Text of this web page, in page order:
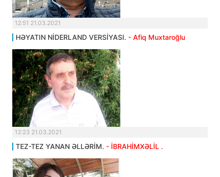
12:51 21.03.2021
HƏYATIN NİDERLAND VERSİYASI. - Afiq Muxtaroğlu
12:23 21.03.2021
TEZ-TEZ YANAN ƏLLƏRİM. - İBRAHİMXƏLİL .